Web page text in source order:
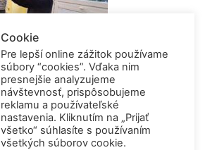
Cookie
Pre lepší online zážitok používame
súbory “cookies”. Vďaka nim
presnejšie analyzujeme
návštevnosť, prispôsobujeme
reklamu a používateľské
nastavenia. Kliknutím na „Prijať
všetko“ súhlasíte s používaním
všetkých súborov cookie.